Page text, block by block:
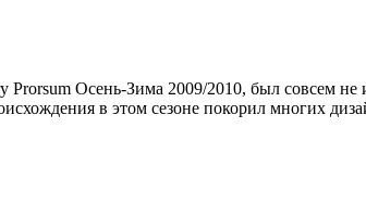
Осень-Зима 2009/2010, был совсем
в этом сезоне покорил многих